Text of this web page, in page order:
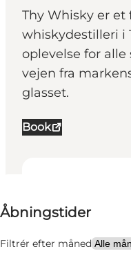
Thy Whisky er
whiskydestilleri i
oplevelse for
vejen fra
glasset.
Book
Åbningstider
Filtrér efter måned
Besøg
Venner, Min